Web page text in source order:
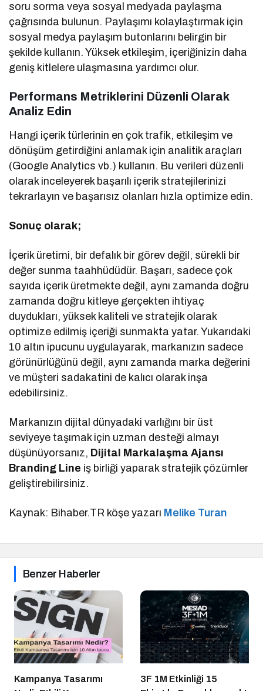
soru sorma veya sosyal medyada paylaşma
çağrısında bulunun. Paylaşımı kolaylaştırmak için
sosyal medya paylaşım butonlarını belirgin bir
şekilde kullanın. Yüksek etkileşim, içeriğinizin daha
geniş kitlelere ulaşmasına yardımcı olur.
Performans Metriklerini Düzenli Olarak
Analiz Edin
Hangi içerik türlerinin en çok trafik, etkileşim ve
dönüşüm getirdiğini anlamak için analitik araçları
(Google Analytics vb.) kullanın. Bu verileri düzenli
olarak inceleyerek başarılı içerik stratejilerinizi
tekrarlayın ve başarısız olanları hızla optimize edin.
Sonuç olarak;
İçerik üretimi, bir defalık bir görev değil, sürekli bir
değer sunma taahhüdüdür. Başarı, sadece çok
sayıda içerik üretmekte değil, aynı zamanda doğru
zamanda doğru kitleye gerçekten ihtiyaç
duydukları, yüksek kaliteli ve stratejik olarak
optimize edilmiş içeriği sunmakta yatar. Yukarıdaki
10 altın ipucunu uygulayarak, markanızın sadece
görünürlüğünü değil, aynı zamanda marka değerini
ve müşteri sadakatini de kalıcı olarak inşa
edebilirsiniz.
Markanızın dijital dünyadaki varlığını bir üst
seviyeye taşımak için uzman desteği almayı
düşünüyorsanız, Dijital Markalaşma Ajansı
Branding Line iş birliği yaparak stratejik çözümler
geliştirebilirsiniz.
Kaynak: Bihaber.TR köşe yazarı Melike Turan
Benzer Haberler
Kampanya Tasarımı
3F 1M Etkinliği 15